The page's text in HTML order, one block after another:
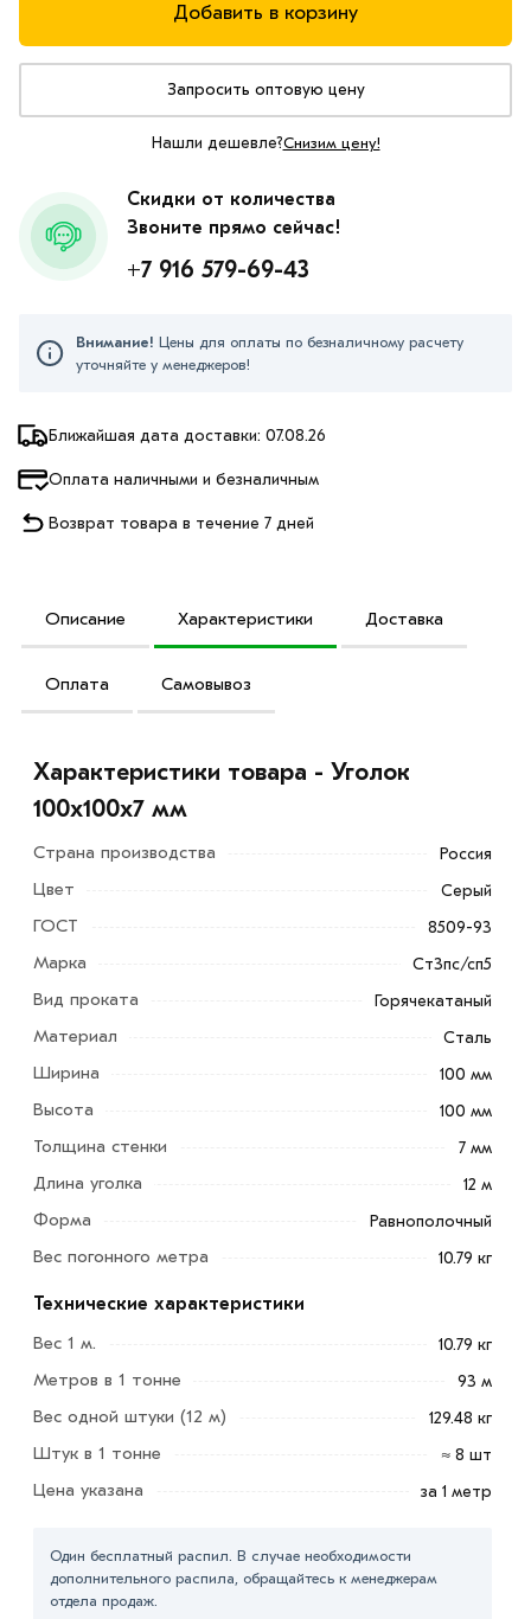
Ближайшая дата доставки: 07.08.26
Оплата наличными и безналичным
Возврат товара в течение 7 дней
Добавить в корзину
Запросить оптовую цену
Нашли дешевле?Снизим цену!
Скидки от количества
Звоните прямо сейчас!
+7 916 579-69-43
Внимание! Цены для оплаты по безналичному расчету
уточняйте у менеджеров!
Описание Характеристики Доставка
Оплата Самовывоз
Уголок металлический 100х100х7 мм – изделие,
которое находит применение в ряде отраслей. При
этом для него характерен особый Г-образный профиль.
Изготавливается такой вид продукции
преимущественно горячекатанным способом. Также он
свойствам он скорее крупноразмерный. Но при этом
изделие относится к элементам среднего проката.
Характеристики товара - Уголок
100х100х7 мм
Страна производства Россия
Цвет Серый
ГОСТ 8509-93
Марка Ст3пс/сп5
Вид проката Горячекатаный
Материал Сталь
Ширина 100 мм
Высота 100 мм
Толщина стенки 7 мм
Длина уголка 12 м
Форма Равнополочный
Вес погонного метра 10.79 кг
Технические характеристики
Вес 1 м.
10.79 кг
Метров в 1 тонне 93 м
Вес одной штуки (12 м) 129.48 кг
Штук в 1 тонне ≈ 8 шт
Цена указана за 1 метр
Один бесплатный распил. В случае необходимости
дополнительного распила, обращайтесь к менеджерам
отдела продаж.